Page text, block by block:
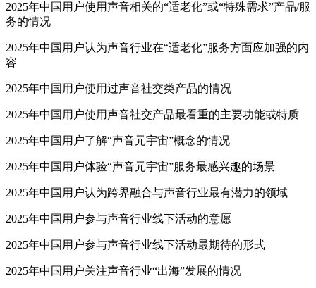
2025年中国用户使用声音相关的“适老化”或“特殊需求”产品/服
务的情况
2025年中国用户认为声音行业在“适老化”服务方面应加强的内
容
2025年中国用户使用过声音社交类产品的情况
2025年中国用户使用声音社交产品最看重的主要功能或特质
2025年中国用户了解“声音元宇宙”概念的情况
2025年中国用户体验“声音元宇宙”服务最感兴趣的场景
2025年中国用户认为跨界融合与声音行业最有潜力的领域
2025年中国用户参与声音行业线下活动的意愿
2025年中国用户参与声音行业线下活动最期待的形式
2025年中国用户关注声音行业“出海”发展的情况